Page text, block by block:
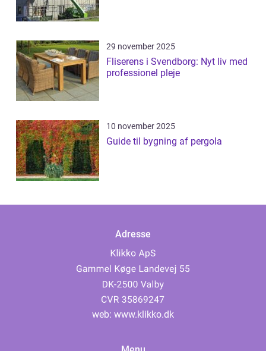
29 november 2025
Fliserens i Svendborg: Nyt liv med
professionel pleje
10 november 2025
Guide til bygning af pergola
Adresse
web: www.klikko.dk